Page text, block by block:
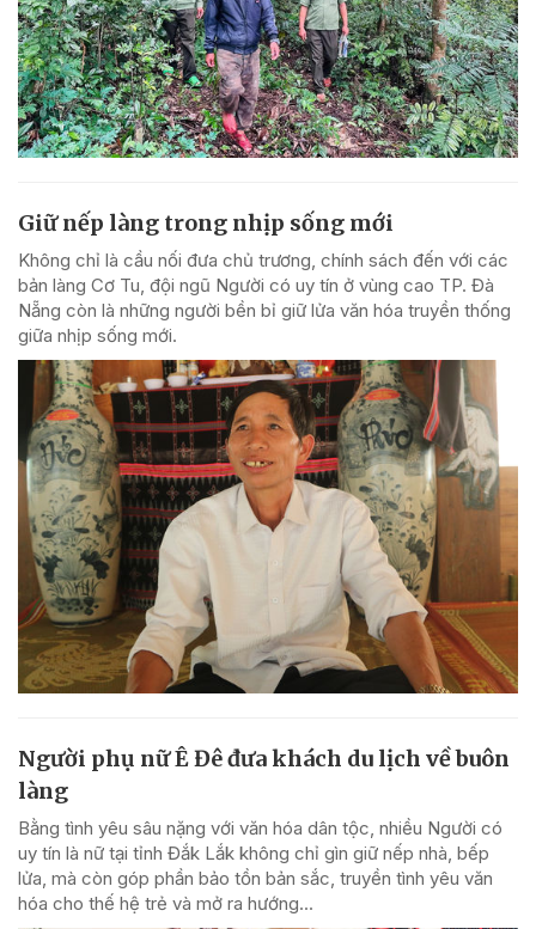
Giữ nếp làng trong nhịp sống mới
Không chỉ là cầu nối đưa chủ trương, chính sách đến với các
bản làng Cơ Tu, đội ngũ Người có uy tín ở vùng cao TP. Đà
Nẵng còn là những người bền bỉ giữ lửa văn hóa truyền thống
giữa nhịp sống mới.
Người phụ nữ Ê Đê đưa khách du lịch về buôn
làng
Bằng tình yêu sâu nặng với văn hóa dân tộc, nhiều Người có
uy tín là nữ tại tỉnh Đắk Lắk không chỉ gìn giữ nếp nhà, bếp
lửa, mà còn góp phần bảo tồn bản sắc, truyền tình yêu văn
hóa cho thế hệ trẻ và mở ra hướng...